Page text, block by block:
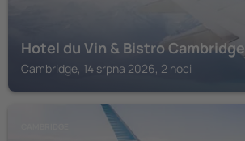
Hotel du Vin & Bistro Cambridge
Cambridge, 14 srpna 2026, 2 noci